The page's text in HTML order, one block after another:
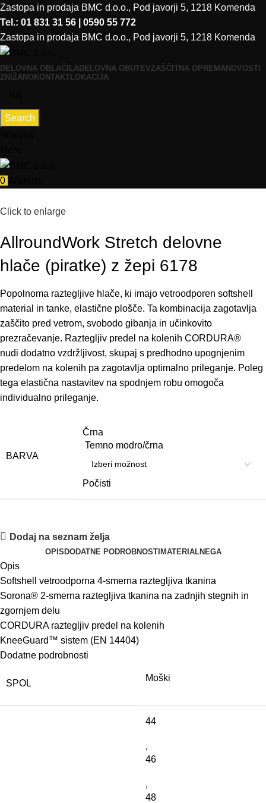
Zastopa in prodaja BMC d.o.o., Pod javorji 5, 1218 Komenda
Tel.: 01 831 31 56 | 0590 55 772
Zastopa in prodaja BMC d.o.o., Pod javorji 5, 1218 Komenda
DELOVNA OBLAČILA DELOVNA OBUTEVZAŠČITNA OPREMA NOVOSTI
ZNIŽANO KONTAKT LOKACIJA
Search
0
Click to enlarge
AllroundWork Stretch delovne
hlače (piratke) z žepi 6178
Popolnoma raztegljive hlače, ki imajo vetroodporen softshell
material in tanke, elastične plošče. Ta kombinacija zagotavlja
zaščito pred vetrom, svobodo gibanja in učinkovito
prezračevanje. Raztegljiv predel na kolenih CORDURA®
nudi dodatno vzdržljivost, skupaj s predhodno upognjenim
predelom na kolenih pa zagotavlja optimalno prileganje. Poleg
tega elastična nastavitev na spodnjem robu omogoča
individualno prileganje.
BARVA
Črna
Temno modro/črna
Počisti
Dodaj na seznam želja
OPIS DODATNE PODROBNOSTI MATERIALNEGA
Opis
Softshell
vetroodporna 4-smerna raztegljiva tkanina
Sorona® 2-smerna raztegljiva tkanina na zadnjih stegnih in
zgornjem delu
CORDURAraztegljiv predel na kolenih
KneeGuard™ sistem (EN 14404)
Dodatne podrobnosti
SPOL
Moški
44
,
46
,
48